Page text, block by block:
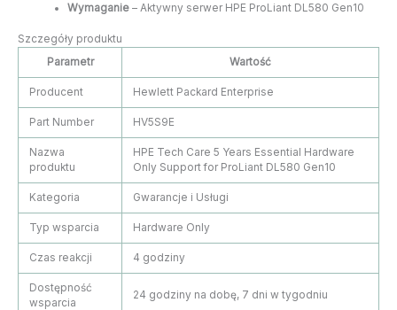
Wymaganie– Aktywny serwer HPE ProLiant DL580 Gen10
Szczegóły produktu
Parametr
Wartość
Producent Hewlett Packard Enterprise
Part Number HV5S9E
Nazwa
produktu
HPE Tech Care 5 Years Essential Hardware
Only Support for ProLiant DL580 Gen10
Kategoria Gwarancje i Usługi
Typ wsparcia Hardware Only
Czas reakcji 4 godziny
Dostępność
wsparcia
24 godziny na dobę, 7 dni w tygodniu